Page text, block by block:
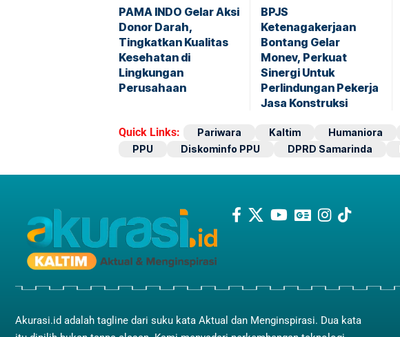
PAMA INDO Gelar Aksi
Donor Darah,
Tingkatkan Kualitas
Kesehatan di
Lingkungan
Perusahaan
BPJS
Ketenagakerjaan
Bontang Gelar
Monev, Perkuat
Sinergi Untuk
Perlindungan Pekerja
Jasa Konstruksi
Quick Links: Pariwara Kaltim Humaniora
PPU
Diskominfo PPU DPRD Samarinda
Akurasi.id adalah tagline dari suku kata Aktual dan Menginspirasi. Dua kata